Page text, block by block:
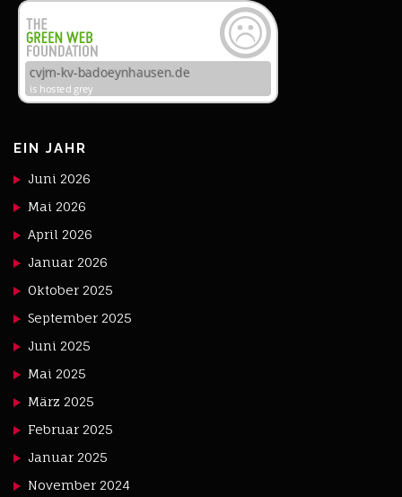
EIN JAHR
Juni 2026
Mai 2026
April 2026
Januar 2026
Oktober 2025
September 2025
Juni 2025
Mai 2025
März 2025
Februar 2025
Januar 2025
November 2024